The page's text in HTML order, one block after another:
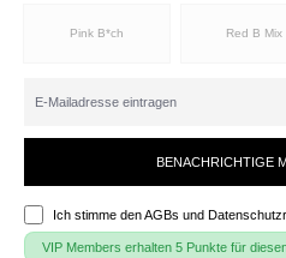
Pink B*ch Red B Mix
BENACHRICHTIGE
Ich stimme denAGBs und
VIP Members erhalten 5 Punkte für